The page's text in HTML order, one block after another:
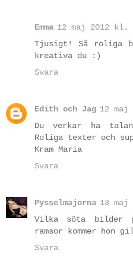
Emma 12 maj 2012 kl.
Tjusigt! Så roliga
kreativa du :)
Svara
Edith och Jag 12
Du verkar ha
Roliga texter och
Kram Maria
Svara
Pysselmajorna 13
Vilka söta bilder
ramsor kommer hon
Svara